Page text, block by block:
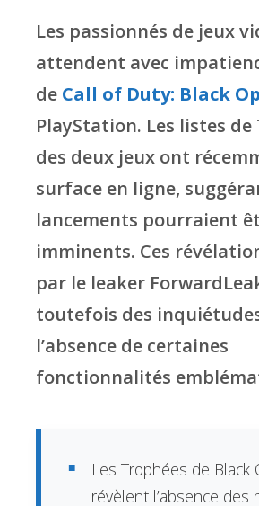
Les passionnés de jeux
attendent avec
de Call of Duty: Black
PlayStation. Les listes de
des deux jeux ont
surface en ligne,
lancements pourraient
imminents. Ces
par le leaker
toutefois des
l’absence de certaines
fonctionnalités
Les Trophées de Black
révèlent l’absence des